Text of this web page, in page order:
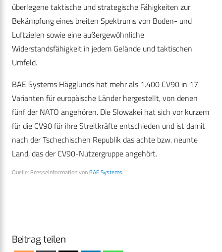
überlegene taktische und strategische Fähigkeiten zur
Bekämpfung eines breiten Spektrums von Boden- und
Luftzielen sowie eine außergewöhnliche
Widerstandsfähigkeit in jedem Gelände und taktischen
Umfeld.
BAE Systems Hägglunds hat mehr als 1.400 CV90 in 17
Varianten für europäische Länder hergestellt, von denen
fünf der NATO angehören. Die Slowakei hat sich vor kurzem
für die CV90 für ihre Streitkräfte entschieden und ist damit
nach der Tschechischen Republik das achte bzw. neunte
Land, das der CV90-Nutzergruppe angehört.
Quelle: Presseinformation von BAE Systems
Beitrag teilen